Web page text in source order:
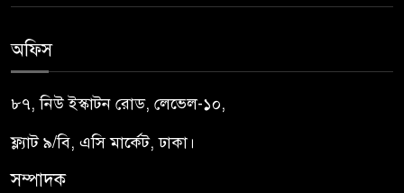
অফিস
৮৭, নিউ ইস্কাটন রোড, লেভেল-১০,
ফ্ল্যাট ৯/বি, এসি মার্কেট, ঢাকা।
সম্পাদক